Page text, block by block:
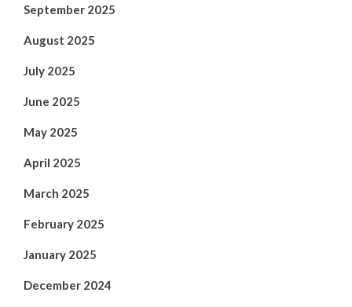
September 2025
August 2025
July 2025
June 2025
May 2025
April 2025
March 2025
February 2025
January 2025
December 2024